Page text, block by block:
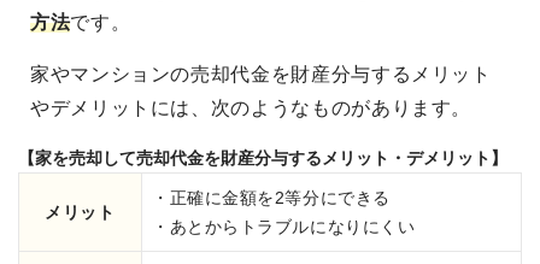
方法です。
家やマンションの売却代金を財産分与するメリット
やデメリットには、次のようなものがあります。
【家を売却して売却代金を財産分与するメリット・デメリット】
メリット
・正確に金額を2等分にできる
・あとからトラブルになりにくい